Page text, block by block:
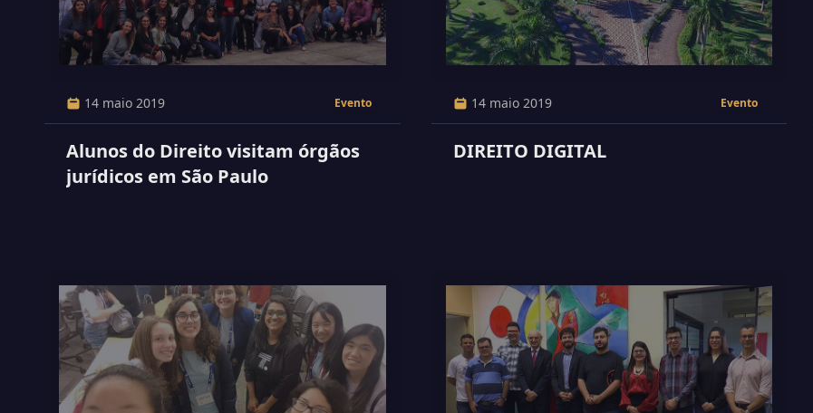
14 maio 2019 Evento
Alunos do Direito visitam órgãos
jurídicos em São Paulo
14 maio 2019 Evento
DIREITO DIGITAL